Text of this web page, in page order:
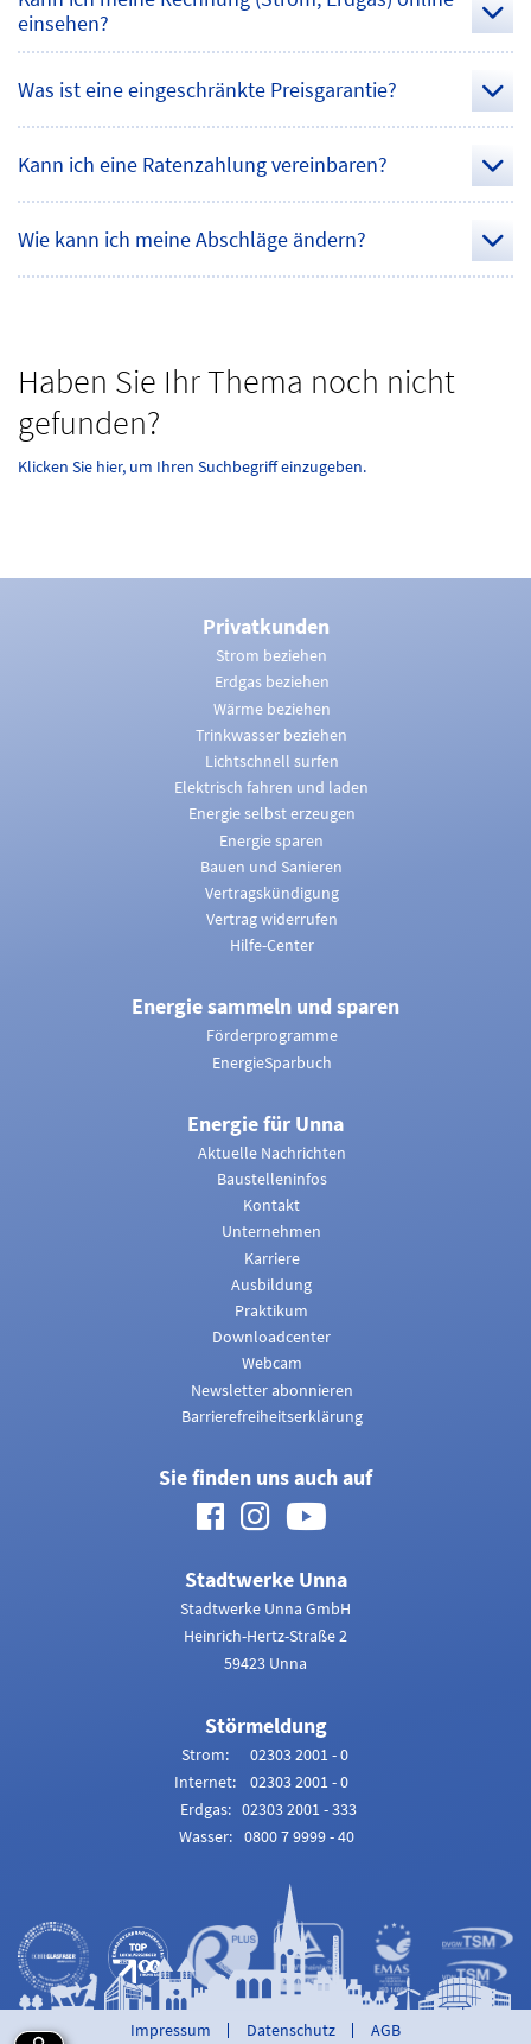
einsehen?
Was ist eine eingeschränkte Preisgarantie?
Kann ich eine Ratenzahlung vereinbaren?
Wie kann ich meine Abschläge ändern?
Haben Sie Ihr Thema noch nicht
gefunden?
Klicken Sie hier, um Ihren Suchbegriff einzugeben.
Privatkunden
Strom beziehen
Erdgas beziehen
Wärme beziehen
Trinkwasser beziehen
Lichtschnell surfen
Elektrisch fahren und laden
Energie selbst erzeugen
Energie sparen
Bauen und Sanieren
Vertragskündigung
Vertrag widerrufen
Hilfe-Center
Energie sammeln und sparen
Förderprogramme
EnergieSparbuch
Energie für Unna
Aktuelle Nachrichten
Baustelleninfos
Kontakt
Unternehmen
Karriere
Ausbildung
Praktikum
Downloadcenter
Webcam
Newsletter abonnieren
Barrierefreiheitserklärung
Sie finden uns auch auf
FacebookInstagram
Stadtwerke Unna
Stadtwerke Unna GmbH
Heinrich-Hertz-Straße 2
59423 Unna
Störmeldung
Strom:
02303 2001 - 0
Internet:
02303 2001 - 0
Erdgas: 02303 2001 - 333
Wasser: 0800 7 9999 - 40
Impressum Datenschutz AGB